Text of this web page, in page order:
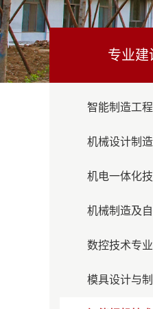
专业建
智能制造工
机械设计制
机电一体化
机械制造及
数控技术专业
模具设计与